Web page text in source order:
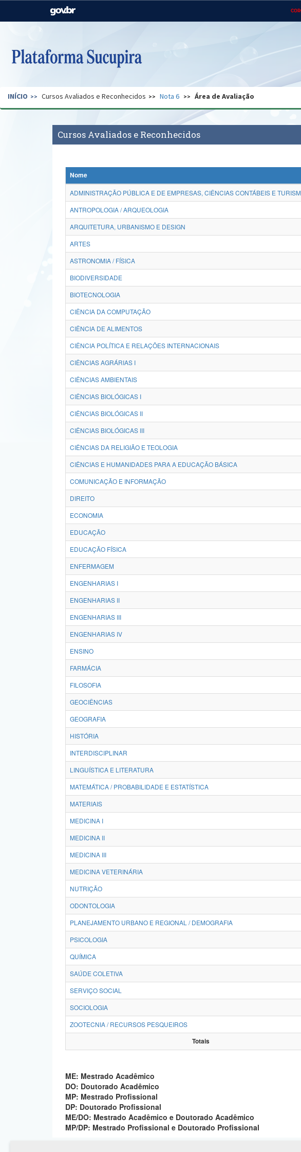
Casa Civil
Pecuária e Abastecimento
Ministério do
Regional
Secretaria de Governo Gabinete de Segurança Advocacia-Geral
INÍCIO Cursos Avaliados e Reconhecidos Nota 6 Área de Avaliação
Cursos Avaliados e Reconhecidos
Nome
ADMINISTRAÇÃO PÚBLICA E DE EMPRESAS, CIÊNCIAS CONTÁBEIS E
ANTROPOLOGIA / ARQUEOLOGIA
ARQUITETURA, URBANISMO E DESIGN
ARTES
ASTRONOMIA / FÍSICA
BIODIVERSIDADE
BIOTECNOLOGIA
CIÊNCIA DA COMPUTAÇÃO
CIÊNCIA DE ALIMENTOS
CIÊNCIA POLÍTICA E RELAÇÕES INTERNACIONAIS
CIÊNCIAS AGRÁRIAS I
CIÊNCIAS AMBIENTAIS
CIÊNCIAS BIOLÓGICAS I
CIÊNCIAS BIOLÓGICAS II
CIÊNCIAS BIOLÓGICAS III
CIÊNCIAS DA RELIGIÃO E TEOLOGIA
CIÊNCIAS E HUMANIDADES PARA A EDUCAÇÃO BÁSICA
COMUNICAÇÃO E INFORMAÇÃO
DIREITO
ECONOMIA
EDUCAÇÃO
EDUCAÇÃO FÍSICA
ENFERMAGEM
ENGENHARIAS I
ENGENHARIAS II
ENGENHARIAS III
ENGENHARIAS IV
ENSINO
FARMÁCIA
FILOSOFIA
GEOCIÊNCIAS
GEOGRAFIA
HISTÓRIA
INTERDISCIPLINAR
LINGUÍSTICA E LITERATURA
MATEMÁTICA / PROBABILIDADE E ESTATÍSTICA
MATERIAIS
MEDICINA I
MEDICINA II
MEDICINA III
MEDICINA VETERINÁRIA
NUTRIÇÃO
ODONTOLOGIA
PLANEJAMENTO URBANO E REGIONAL / DEMOGRAFIA
PSICOLOGIA
QUÍMICA
SAÚDE COLETIVA
SERVIÇO SOCIAL
SOCIOLOGIA
ZOOTECNIA / RECURSOS PESQUEIROS
Totais
ME: Mestrado Acadêmico
DO: Doutorado Acadêmico
MP: Mestrado Profissional
DP: Doutorado Profissional
ME/DO: Mestrado Acadêmico e Doutorado Acadêmico
MP/DP: Mestrado Profissional e Doutorado Profissional